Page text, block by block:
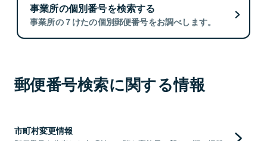
事業所の個別番号を検索する
事業所の７けたの個別郵便番号をお調べします。
郵便番号検索に関する情報
市町村変更情報